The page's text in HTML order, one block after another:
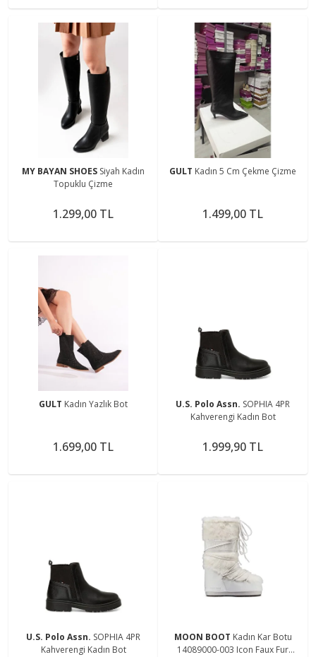
MY BAYAN SHOES Siyah Kadın
Topuklu Çizme
1.299,00 TL
GULT Kadın 5 Cm Çekme Çizme
1.499,00 TL
GULT Kadın Yazlık Bot
1.699,00 TL
U.S. Polo Assn. SOPHIA 4PR
Kahverengi Kadın Bot
1.999,90 TL
U.S. Polo Assn. SOPHIA 4PR
Kahverengi Kadın Bot
MOON BOOT Kadın Kar Botu
14089000-003 Icon Faux Fur